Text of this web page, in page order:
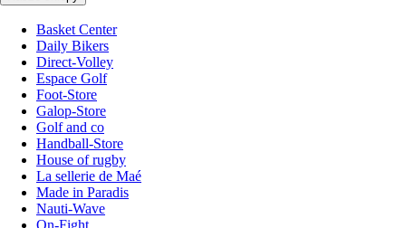
Basket Center
Daily Bikers
Direct-Volley
Espace Golf
Foot-Store
Galop-Store
Golf and co
Handball-Store
House of rugby
La sellerie de Maé
Made in Paradis
Nauti-Wave